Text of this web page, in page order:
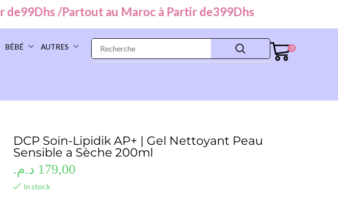
99Dhs /Partout au Maroc à Partir de399Dhs
BÉBÉ AUTRES 0
DCP Soin-Lipidik AP+ | Gel Nettoyant Peau
Sensible a Sèche 200ml
179,00 د.م.
In stock